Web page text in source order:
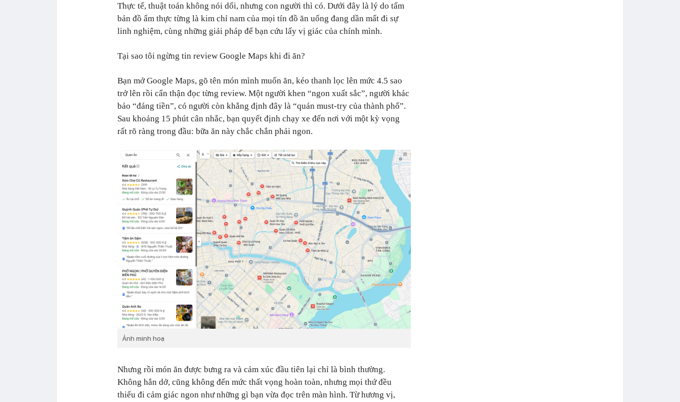
Thực tế, thuật toán không nói dối, nhưng con người thì có. Dưới đây là lý do tấm
bản đồ ẩm thực từng là kim chỉ nam của mọi tín đồ ăn uống đang dần mất đi sự
linh nghiệm, cùng những giải pháp để bạn cứu lấy vị giác của chính mình.
Tại sao tôi ngừng tin review Google Maps khi đi ăn?
Bạn mở Google Maps, gõ tên món mình muốn ăn, kéo thanh lọc lên mức 4.5 sao
trở lên rồi cẩn thận đọc từng review. Một người khen “ngon xuất sắc”, người khác
bảo “đáng tiền”, có người còn khẳng định đây là “quán must-try của thành phố”.
Sau khoảng 15 phút cân nhắc, bạn quyết định chạy xe đến nơi với một kỳ vọng
rất rõ ràng trong đầu: bữa ăn này chắc chắn phải ngon.
Ảnh minh hoạ
Nhưng rồi món ăn được bưng ra và cảm xúc đầu tiên lại chỉ là bình thường.
Không hẳn dở, cũng không đến mức thất vọng hoàn toàn, nhưng mọi thứ đều
thiếu đi cảm giác ngon như những gì bạn vừa đọc trên màn hình. Từ hương vị,